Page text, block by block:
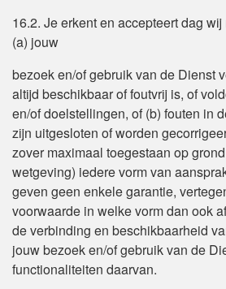
16.2. Je erkent en accepteert dag
(a) jouw
bezoek en/of gebruik van de Dienst
altijd beschikbaar of foutvrij is, of
en/of doelstellingen, of (b) fouten in
zijn uitgesloten of worden
zover maximaal toegestaan op
wetgeving) iedere vorm van
geven geen enkele garantie,
voorwaarde in welke vorm dan ook
de verbinding en beschikbaarheid
jouw bezoek en/of gebruik van de
functionaliteiten daarvan.